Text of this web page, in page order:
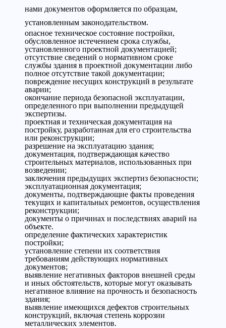
нами документов оформляется по образцам,
установленным законодательством.
опасное техническое состояние постройки,
обусловленное истечением срока службы,
установленного проектной документацией;
отсутствие сведений о нормативном сроке
службы здания в проектной документации либо
полное отсутствие такой документации;
повреждение несущих конструкций в результате
аварии;
окончание периода безопасной эксплуатации,
определенного при выполнении предыдущей
экспертизы.
проектная и техническая документация на
постройку, разработанная для его строительства
или реконструкции;
разрешение на эксплуатацию здания;
документация, подтверждающая качество
строительных материалов, использованных при
возведении;
заключения предыдущих экспертиз безопасности;
эксплуатационная документация;
документы, подтверждающие факты проведения
текущих и капитальных ремонтов, осуществления
реконструкции;
документы о причинах и последствиях аварий на
объекте.
определение фактических характеристик
постройки;
установление степени их соответствия
требованиям действующих нормативных
документов;
выявление негативных факторов внешней среды
и иных обстоятельств, которые могут оказывать
негативное влияние на прочность и безопасность
здания;
выявление имеющихся дефектов строительных
конструкций, включая степень коррозии
металлических элементов.